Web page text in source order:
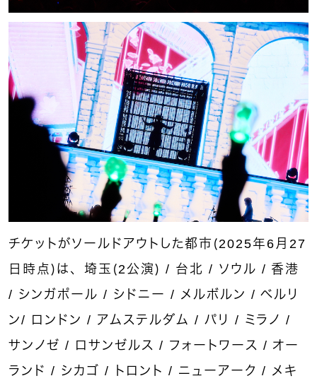
チケットがソールドアウトした都市（2025年6月27
日時点）は、埼玉（2公演） / 台北 / ソウル / 香港
/ シンガポール / シドニー / メルボルン / ベルリ
ン/ ロンドン / アムステルダム / パリ / ミラノ /
サンノゼ / ロサンゼルス / フォートワース / オー
ランド / シカゴ / トロント / ニューアーク / メキ